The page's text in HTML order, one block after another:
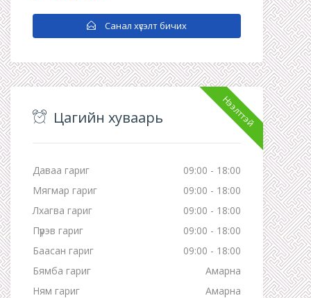
Санал хүсэлт бичих
Нээлттэй
Цагийн хуваарь
Даваа гариг
09:00 - 18:00
Мягмар гариг
09:00 - 18:00
Лхагва гариг
09:00 - 18:00
Пүрэв гариг
09:00 - 18:00
Баасан гариг
09:00 - 18:00
Бямба гариг
Амарна
Ням гариг
Амарна